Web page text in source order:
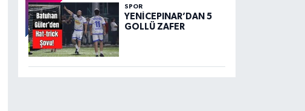
SPOR
YENİCEPINAR’DAN 5
GOLLÜ ZAFER